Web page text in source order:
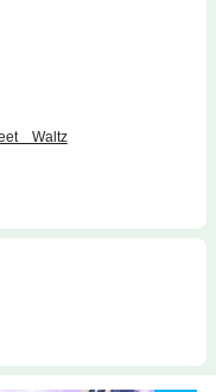
の影に暴力団組長・松木の
Waltz